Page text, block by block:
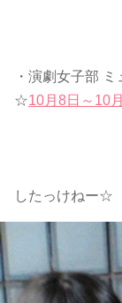
・演劇女子部
☆10月8日～10
したっけねー☆